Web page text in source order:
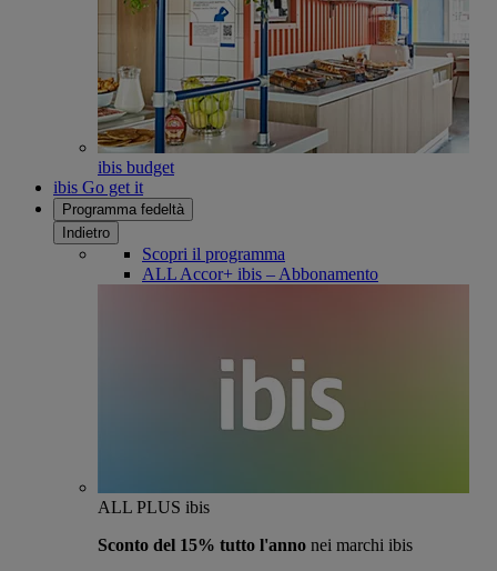
ibis budget
ibis Go get it
Programma fedeltà
Indietro
Scopri il programma
ALL Accor+ ibis – Abbonamento
ALL PLUS ibis
Sconto del 15% tutto l'anno nei marchi ibis